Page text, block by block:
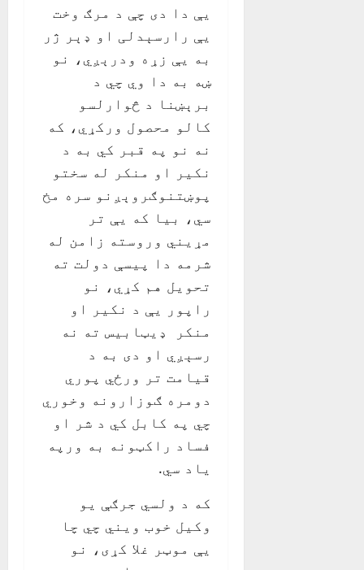
يې دا دی چې د مرګ وخت
يې رارسېدلی او ډېر ژر
به يې زړه ودرېږي، نو
ښه به دا وي چي د
برېښنا د څوارلسو
کالو محصول ورکړي، که
نه نو په قبر کي به د
نکير او منکر له سختو
پوښتنوګروېږنو سره مخ
سي، بیا که يې تر
مړيني وروسته زامن له
شرمه دا پيسې دولت ته
تحويل هم کړي، نو
راپور يې د نکير او
منکر ډيټابيس ته نه
رسېږي او دی به د
قيامت تر ورځي پوري
دومره ګوزارونه وخوري
چي په کابل کي د شر او
فساد راکټونه به ورپه
ياد سي.
که د ولسي جرګې يو
وکيل خوب ويني چي چا
يې موټر غلا کړی، نو